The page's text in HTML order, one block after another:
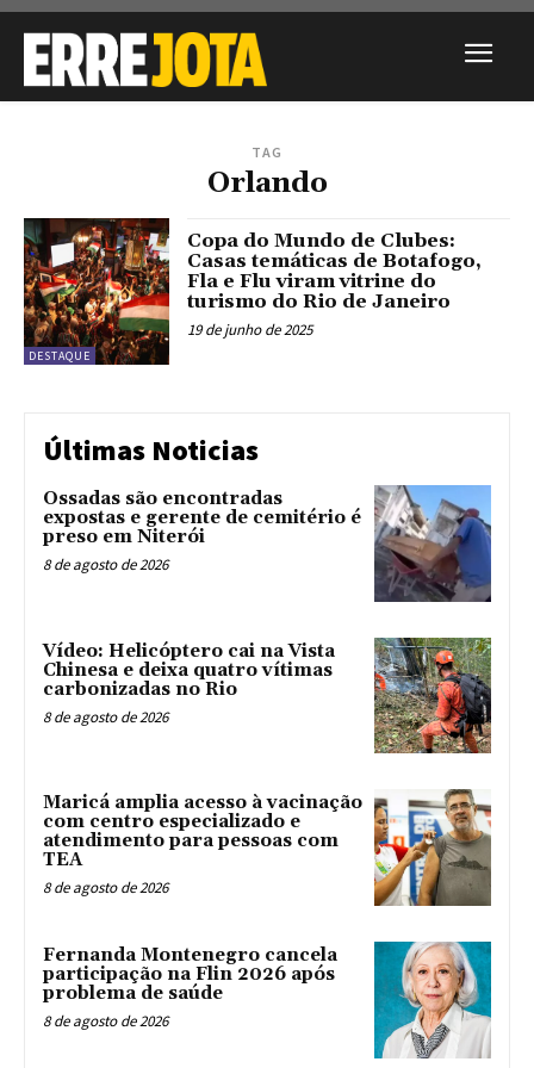
TAG
Orlando
DESTAQUE
Copa do Mundo de Clubes:
Casas temáticas de Botafogo,
Fla e Flu viram vitrine do
turismo do Rio de Janeiro
19 de junho de 2025
Últimas Noticias
Ossadas são encontradas
expostas e gerente de cemitério é
preso em Niterói
8 de agosto de 2026
Vídeo: Helicóptero cai na Vista
Chinesa e deixa quatro vítimas
carbonizadas no Rio
8 de agosto de 2026
Maricá amplia acesso à vacinação
com centro especializado e
atendimento para pessoas com
TEA
8 de agosto de 2026
Fernanda Montenegro cancela
participação na Flin 2026 após
problema de saúde
8 de agosto de 2026